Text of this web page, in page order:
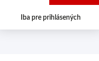
Iba pre prihlásených
očakávať… Buď opatrný - s touto
láskou okamžite siahneš po ďalšej